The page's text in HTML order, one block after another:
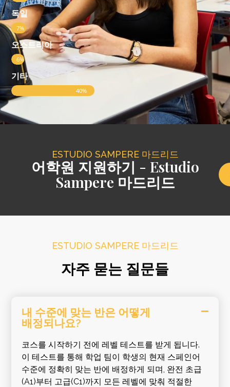
독일
7%
오스트리아
6%
기타
40%
ESTUDIO SAMPERE 마드리드
어학원 지원하기 - Estudio
Sampere 마드리드
ESTUDIO SAMPERE 마드리드
자주 묻는 질문들
내 수준에 맞는 반은 어떻게
배정되나요?
코스를 시작하기 전에 레벨 테스트를 받게 됩니다.
이 테스트를 통해 학업 팀이 학생의 현재 스페인어
수준에 정확히 맞는 반에 배정하게 되며, 완전 초급
(A1)부터 고급(C1)까지 모든 레벨에 맞춰 적절한